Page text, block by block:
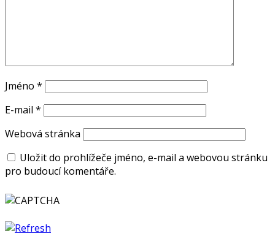
Jméno *
E-mail *
Webová stránka
Uložit do prohlížeče jméno, e-mail a webovou stránku
pro budoucí komentáře.